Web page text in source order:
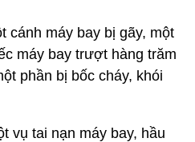
cánh máy bay bị gãy, một
máy bay trượt hàng trăm
phần bị bốc cháy, khói
vụ tai nạn máy bay, hầu